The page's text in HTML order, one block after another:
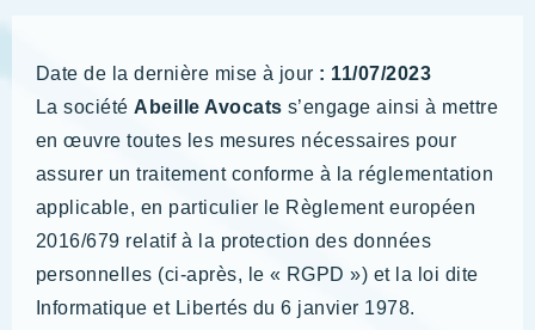
Date de la dernière mise à jour : 11/07/2023
La société Abeille Avocats s’engage ainsi à mettre
en œuvre toutes les mesures nécessaires pour
assurer un traitement conforme à la réglementation
applicable, en particulier le Règlement européen
2016/679 relatif à la protection des données
personnelles (ci-après, le « RGPD ») et la loi dite
Informatique et Libertés du 6 janvier 1978.